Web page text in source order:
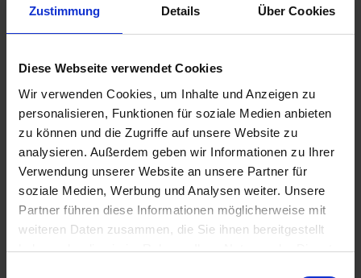
Zustimmung Details Über Cookies
Diese Webseite verwendet Cookies
Wir verwenden Cookies, um Inhalte und Anzeigen zu
personalisieren, Funktionen für soziale Medien anbieten
zu können und die Zugriffe auf unsere Website zu
analysieren. Außerdem geben wir Informationen zu Ihrer
Verwendung unserer Website an unsere Partner für
soziale Medien, Werbung und Analysen weiter. Unsere
Partner führen diese Informationen möglicherweise mit
weiteren Daten zusammen, die Sie ihnen bereitgestellt
haben oder die sie im Rahmen Ihrer Nutzung der Dienste
Braglia Gestänge
zzgl. MwSt.
429,72 € / St
IN DEN
ARAG Einfach-
Düsenhalter 400040
zzgl. MwSt.
1,95 € / St
IN DEN